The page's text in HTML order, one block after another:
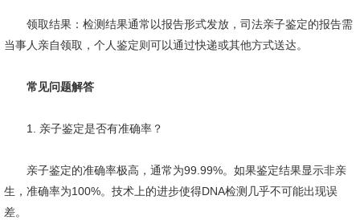
领取结果：检测结果通常以报告形式发放，司法亲子鉴定的报告需
当事人亲自领取，个人鉴定则可以通过快递或其他方式送达。
常见问题解答
1. 亲子鉴定是否有准确率？
亲子鉴定的准确率极高，通常为99.99%。如果鉴定结果显示非亲
生，准确率为100%。技术上的进步使得DNA检测几乎不可能出现误
差。